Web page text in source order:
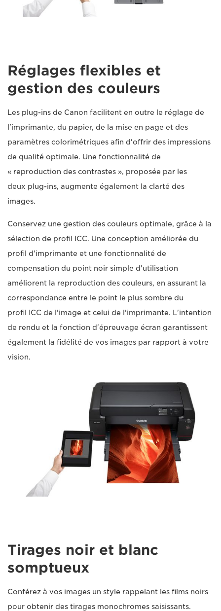
Réglages flexibles et
gestion des couleurs
Les plug-ins de Canon facilitent en outre le réglage de
l'imprimante, du papier, de la mise en page et des
paramètres colorimétriques afin d'offrir des impressions
de qualité optimale. Une fonctionnalité de
« reproduction des contrastes », proposée par les
deux plug-ins, augmente également la clarté des
images.
Conservez une gestion des couleurs optimale, grâce à la
sélection de profil ICC. Une conception améliorée du
profil d'imprimante et une fonctionnalité de
compensation du point noir simple d'utilisation
améliorent la reproduction des couleurs, en assurant la
correspondance entre le point le plus sombre du
profil ICC de l'image et celui de l'imprimante. L'intention
de rendu et la fonction d'épreuvage écran garantissent
également la fidélité de vos images par rapport à votre
vision.
Tirages noir et blanc
somptueux
Conférez à vos images un style rappelant les films noirs
pour obtenir des tirages monochromes saisissants.